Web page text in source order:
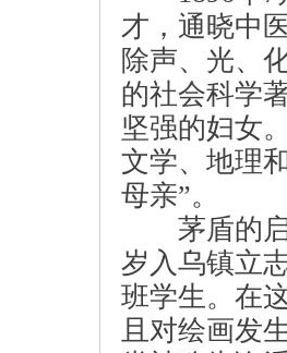
才，通晓中
除声、光、
的社会科学
坚强的妇女
文学、地理
母亲”。
茅盾的启
岁入乌镇立
班学生。在
且对绘画发